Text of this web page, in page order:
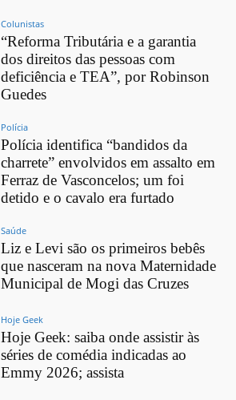
Colunistas
“Reforma Tributária e a garantia
dos direitos das pessoas com
deficiência e TEA”, por Robinson
Guedes
Polícia
Polícia identifica “bandidos da
charrete” envolvidos em assalto em
Ferraz de Vasconcelos; um foi
detido e o cavalo era furtado
Saúde
Liz e Levi são os primeiros bebês
que nasceram na nova Maternidade
Municipal de Mogi das Cruzes
Hoje Geek
Hoje Geek: saiba onde assistir às
séries de comédia indicadas ao
Emmy 2026; assista